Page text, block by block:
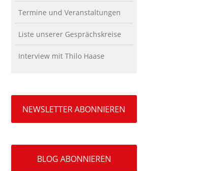
Termine und Veranstaltungen
Liste unserer Gesprächskreise
Interview mit Thilo Haase
NEWSLETTER ABONNIEREN
BLOG ABONNIEREN